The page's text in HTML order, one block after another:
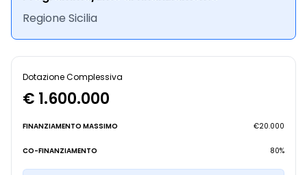
Regione Sicilia
Dotazione Complessiva
€ 1.600.000
FINANZIAMENTO MASSIMO €20.000
CO-FINANZIAMENTO 80%